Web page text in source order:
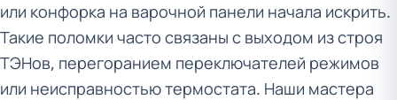
или конфорка на варочной панели начала искрить.
Такие поломки часто связаны с выходом из строя
ТЭНов, перегоранием переключателей режимов
или неисправностью термостата. Наши мастера